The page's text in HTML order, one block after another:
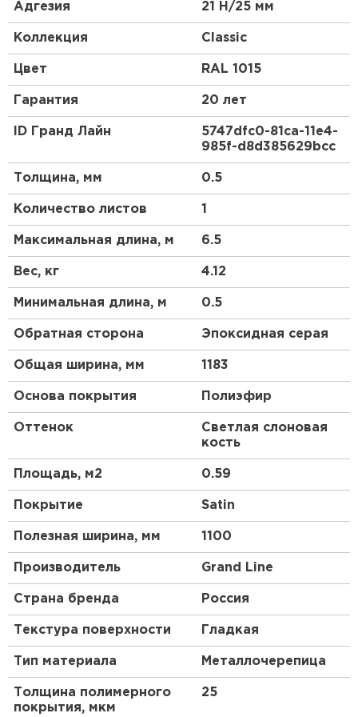
Эта металлочерепица в скандинавском стиле
станет отличным акцентом Вашего дома.
Красивый и гармоничный внешний вид, классика
линий позволяют металлочерепице Classic
органично сочетаться как с природным
ландшафтом, так и с любым архитектурным
стилем самого дома.
Для обустройства кровли компания Grand Line
Ассортимент продукции имеет сертификаты,
подтверждающие ее качество и безопасность
использования.
Адгезия 21 Н/25 мм
Коллекция Classic
Цвет RAL 1015
Гарантия 20 лет
ID Гранд Лайн
5747dfc0-81ca-11e4-
985f-d8d385629bcc
Толщина, мм 0.5
Количество листов 1
Максимальная длина, м 6.5
Вес, кг 4.12
Минимальная длина, м 0.5
Обратная сторона Эпоксидная серая
Общая ширина, мм 1183
Основа покрытия Полиэфир
Оттенок
Светлая слоновая
кость
Площадь, м2 0.59
Покрытие Satin
Полезная ширина, мм 1100
Производитель Grand Line
Страна бренда Россия
Текстура поверхности Гладкая
Тип материала Металлочерепица
Толщина полимерного
покрытия, мкм
25